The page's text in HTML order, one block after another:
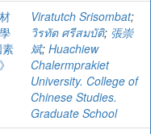
Viratutch Srisombat;
วิรทัต ศรีสมบัติ; 張崇
斌; Huachiew
Chalermprakiet
University. College of
Chinese Studies.
Graduate School